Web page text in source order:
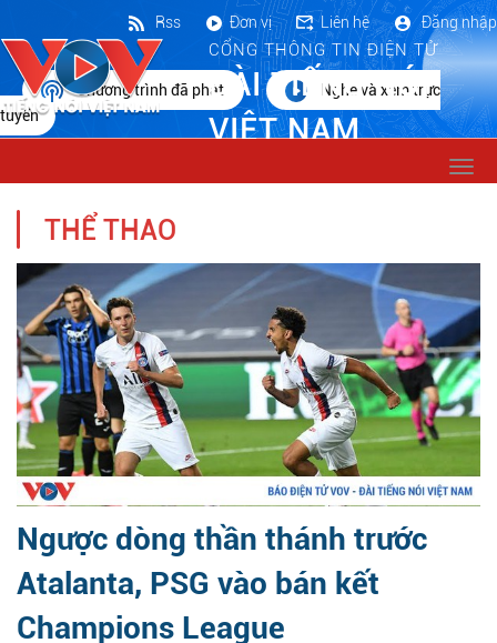
CỔNG THÔNG TIN ĐIỆN TỬ
ĐÀI TIẾNG NÓI
VIỆT NAM
Đăng nhập
Liên hệ
Đơn vị
Rss
Chương trình đã phát
Nghe và xem trực
tuyến
THỂ THAO
Ngược dòng thần thánh trước
Atalanta, PSG vào bán kết
Champions League